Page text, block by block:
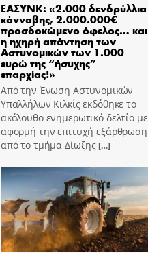
ΕΑΣΥΝΚ: «2.000 δενδρύλλια
κάνναβης, 2.000.000€
προσδοκώμενο όφελος… και
η ηχηρή απάντηση των
Αστυνομικών των 1.000
ευρώ της “ήσυχης”
επαρχίας!»
Από την Ένωση Αστυνομικών
Υπαλλήλων Κιλκίς εκδόθηκε το
ακόλουθο ενημερωτικό δελτίο με
αφορμή την επιτυχή εξάρθρωση
από το τμήμα Δίωξης[…]